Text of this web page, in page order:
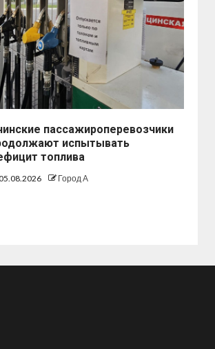
пассажироперевозчики
испытывать
топлива
Город А